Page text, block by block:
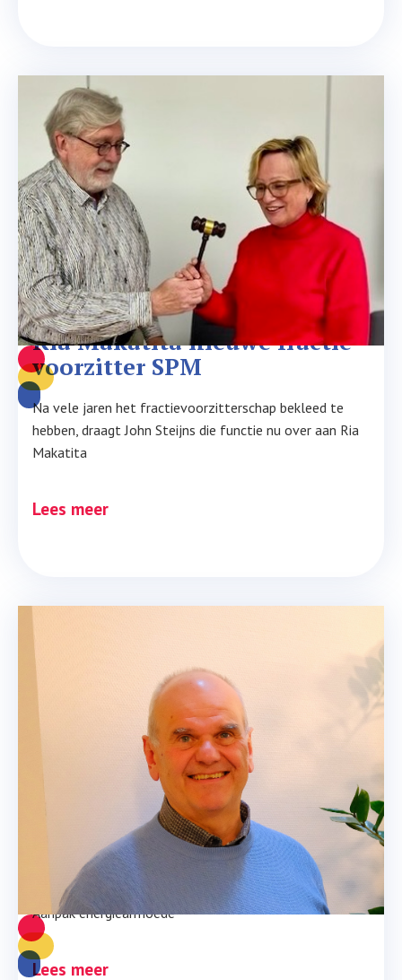
Ria Makatita nieuwe fractie-
voorzitter SPM
Na vele jaren het fractievoorzitterschap bekleed te
hebben, draagt John Steijns die functie nu over aan Ria
Makatita
Lees meer
Energiearmoede
Aanpak energiearmoede
Lees meer